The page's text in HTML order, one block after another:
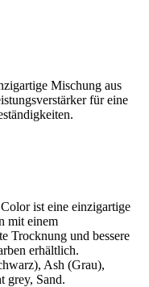
Mischung aus
für eine
ist eine einzigartige
mit einem
Trocknung und bessere
erhältlich.
Ash (Grau),
grey, Sand.